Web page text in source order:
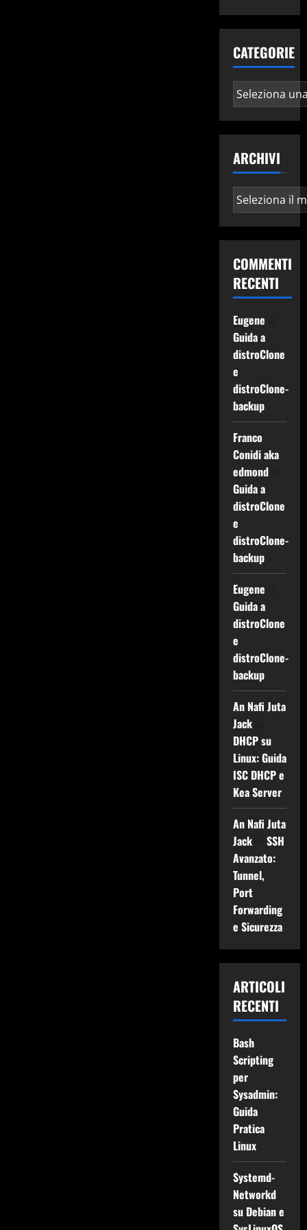
CATEGORIE
Categorie
ARCHIVI
Archivi
COMMENTI
RECENTI
Eugene
Guida a
distroClone
e
distroClone-
backup
Franco
Conidi aka
edmondsu
Guida a
distroClone
e
distroClone-
backup
Eugene
Guida a
distroClone
e
distroClone-
backup
An Nafi Juta
Jacksu
DHCP su
Linux: Guida
ISC DHCP e
Kea Server
An Nafi Juta
Jacksu SSH
Avanzato:
Tunnel,
Port
Forwarding
e Sicurezza
ARTICOLI
RECENTI
Bash
Scripting
per
Sysadmin:
Guida
Pratica
Linux
Systemd-
Networkd
su Debian e